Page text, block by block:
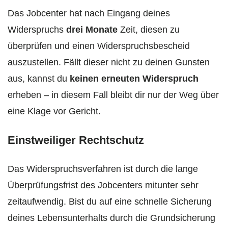
Das Jobcenter hat nach Eingang deines
Widerspruchs drei Monate Zeit, diesen zu
überprüfen und einen Widerspruchsbescheid
auszustellen. Fällt dieser nicht zu deinen Gunsten
aus, kannst du keinen erneuten Widerspruch
erheben – in diesem Fall bleibt dir nur der Weg über
eine Klage vor Gericht.
Einstweiliger Rechtschutz
Das Widerspruchsverfahren ist durch die lange
Überprüfungsfrist des Jobcenters mitunter sehr
zeitaufwendig. Bist du auf eine schnelle Sicherung
deines Lebensunterhalts durch die Grundsicherung